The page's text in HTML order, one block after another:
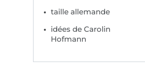
taille allemande
idées de Carolin
Hofmann